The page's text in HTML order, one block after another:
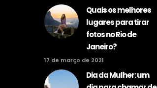
Quais os melhores
lugares para tirar
fotos no Rio de
Janeiro?
17 de março de 2021
Dia da Mulher: um